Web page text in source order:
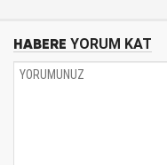
HABERE YORUM KAT